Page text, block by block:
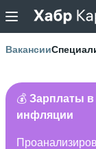
Вакансии
💰 Зарплаты в
инфляции